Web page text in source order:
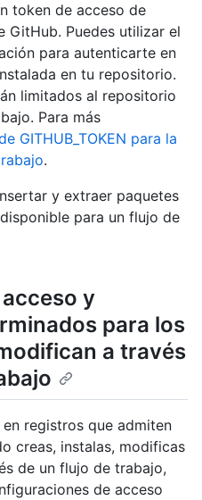
token de acceso de
GitHub. Puedes utilizar el
para autenticarte en
en tu repositorio.
limitados al repositorio
Para más
GITHUB_TOKEN para la
.
y extraer paquetes
disponible para un flujo de
y
para los
a través
registros que admiten
creas, instalas, modificas
de un flujo de trabajo,
de acceso